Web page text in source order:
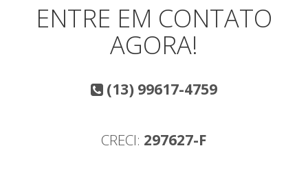
ENTRE EM CONTATO
AGORA!
(13) 99617-4759
CRECI: 297627-F